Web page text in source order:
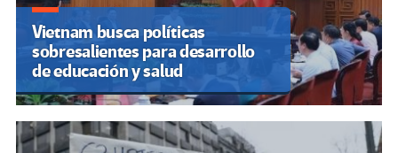
Vietnam busca políticas
sobresalientes para desarrollo
de educación y salud